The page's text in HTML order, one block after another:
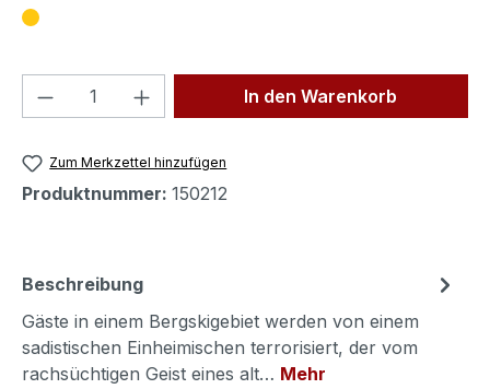
Produkt Anzahl: Gib denIn den Warenkorb
Zum Merkzettel hinzufügen
Produktnummer: 150212
Beschreibung
Gäste in einem Bergskigebiet werden von einem
sadistischen Einheimischen terrorisiert, der vom
rachsüchtigen Geist eines alt… Mehr